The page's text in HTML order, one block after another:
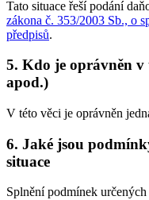
Tato situace řeší podání
zákona č. 353/2003 Sb., o
předpisů.
5. Kdo je oprávněn v
apod.)
V této věci je oprávněn
6. Jaké jsou
situace
Splnění podmínek určených